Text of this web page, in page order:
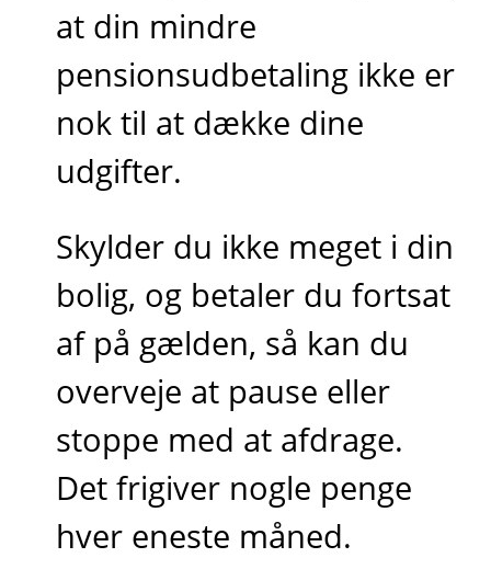
at din mindre
pensionsudbetaling ikke er
nok til at dække dine
udgifter.
Skylder du ikke meget i din
bolig, og betaler du fortsat
af på gælden, så kan du
overveje at pause eller
stoppe med at afdrage.
Det frigiver nogle penge
hver eneste måned.